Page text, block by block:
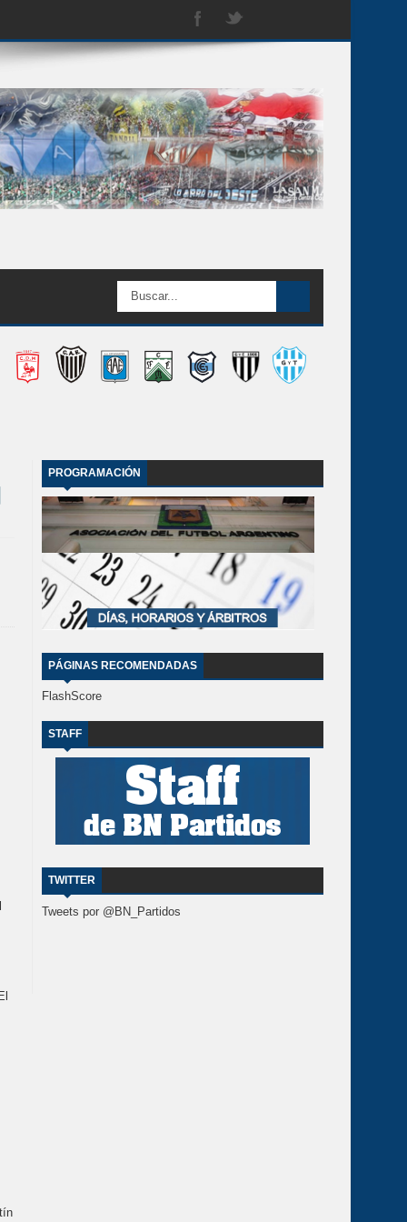
PROGRAMACIÓN
PÁGINAS RECOMENDADAS
FlashScore
STAFF
TWITTER
Tweets por @BN_Partidos